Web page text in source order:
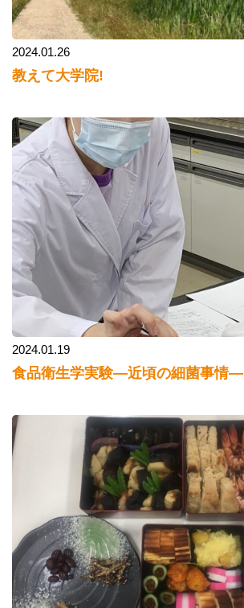
2024.01.26
教えて大学院!
2024.01.19
食品衛生学実験―近頃の細菌事情―